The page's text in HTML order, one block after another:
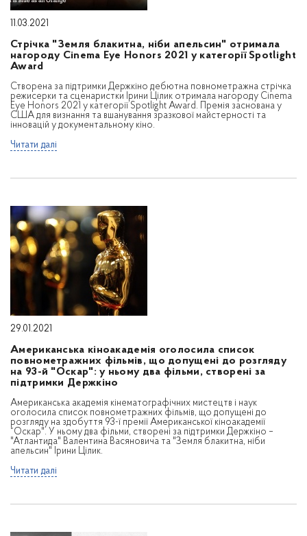
11.03.2021
Стрічка "Земля блакитна, ніби апельсин" отримала
нагороду Cinema Eye Honors 2021 у категорії Spotlight
Award
Створена за підтримки Держкіно дебютна повнометражна стрічка
режисерки та сценаристки Ірини Цілик отримала нагороду Cinema
Eye Honors 2021 у категорії Spotlight Award. Премія заснована у
США для визнання та вшанування зразкової майстерності та
інновацій у документальному кіно.
Читати далі
29.01.2021
Американська кіноакадемія оголосила список
повнометражних фільмів, що допущені до розгляду
на 93-й "Оскар": у ньому два фільми, створені за
підтримки Держкіно
Американська академія кінематографічних мистецтв і наук
оголосила список повнометражних фільмів, що допущені до
розгляду на здобуття 93-ї премії Американської кіноакадемії
“Оскар". У ньому два фільми, створені за підтримки Держкіно –
"Атлантида" Валентина Васяновича та "Земля блакитна, ніби
апельсин" Ірини Цілик.
Читати далі